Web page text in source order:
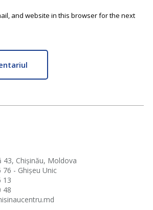
and website in this browser for the next
43, Chișinău, Moldova
76 - Ghișeu Unic
13
48